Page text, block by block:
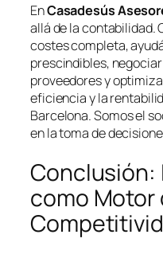
EnCasadesús
allá de la contabilidad.
costes completa,
prescindibles,
proveedores y
eficiencia y la
Barcelona. Somos el
en la toma de
Conclusión:
como Motor